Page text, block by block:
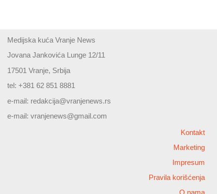
Medijska kuća Vranje News
Jovana Jankovića Lunge 12/11
17501 Vranje, Srbija
tel: +381 62 851 8881
e-mail: redakcija@vranjenews.rs
e-mail: vranjenews@gmail.com
Kontakt
Marketing
Impresum
Pravila korišćenja